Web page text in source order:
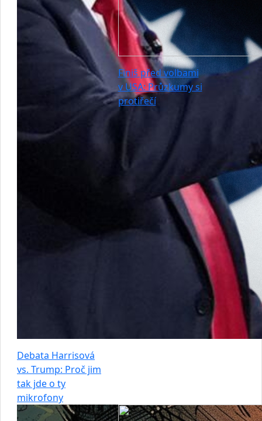
Debata Harrisová
vs. Trump: Proč jim
tak jde o ty
mikrofony
Finiš před volbami
v USA: Průzkumy si
protiřečí